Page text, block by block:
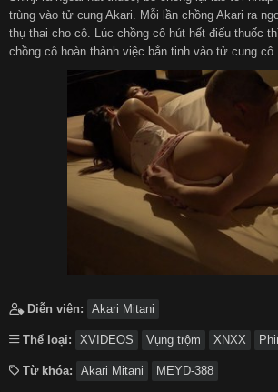
Английский
trùng vào tử cung Akari. Mỗi lần chồng Akari ra
thụ thai cho cô. Lúc chồng cô hút hết điếu thuốc
chồng cô hoàn thành việc bắn tinh vào tử cung cô...
Diễn viên: Akari Mitani
Thể loại: XVIDEOS Vụng trộm XNXX
Từ khóa: Akari Mitani MEYD-388